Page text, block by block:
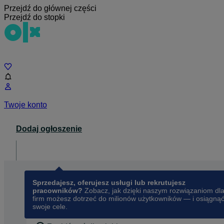
Przejdź do głównej części
Przejdź do stopki
Twoje konto
Dodaj ogłoszenie
Sprzedajesz, oferujesz usługi lub rekrutujesz
pracowników? Zobacz, jak dzięki naszym rozwiązaniom dla
firm możesz dotrzeć do milionów użytkowników — i osiągnąć
swoje cele.